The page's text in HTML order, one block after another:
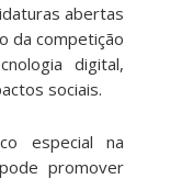
abertas
da competição
digital,
sociais.
especial na
promover